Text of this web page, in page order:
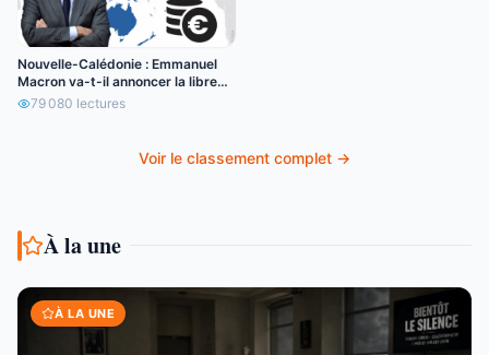
Nouvelle-Calédonie : Emmanuel
Macron va-t-il annoncer la libre
circulation de l’euro ?
79 080 lectures
Voir le classement complet →
À la une
À LA UNE